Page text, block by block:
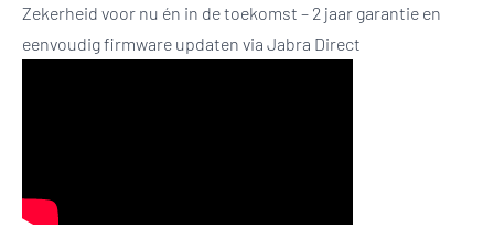
Zekerheid voor nu én in de toekomst – 2 jaar garantie en
eenvoudig firmware updaten via Jabra Direct